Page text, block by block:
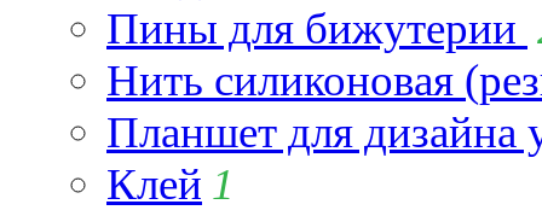
Пины для бижутерии
Нить силиконовая
Планшет для
Клей 1